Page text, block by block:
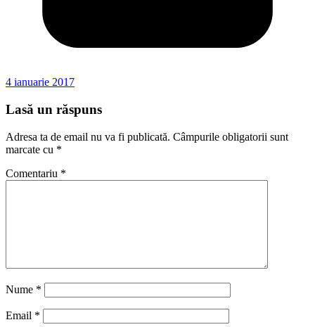
4 ianuarie 2017
Lasă un răspuns
Adresa ta de email nu va fi publicată. Câmpurile obligatorii sunt
marcate cu *
Comentariu *
Nume *
Email *